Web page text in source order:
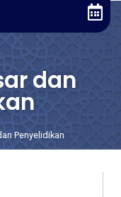
dan
Penyelidikan